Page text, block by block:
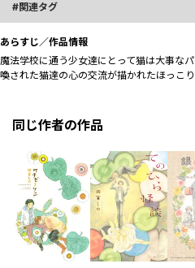
関連タグ
あらすじ／作品情報
魔法学校に通う少女達にとって猫は大事な
喚された猫達の心の交流が描かれたほっこ
同じ作者の作品